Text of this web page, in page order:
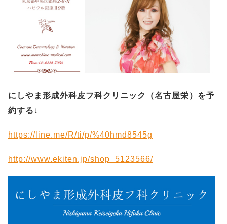
にしやま形成外科皮フ科クリニック（名古屋栄）を予
約する ↓
https://line.me/R/ti/p/%40hmd8545g
http://www.ekiten.jp/shop_5123566/